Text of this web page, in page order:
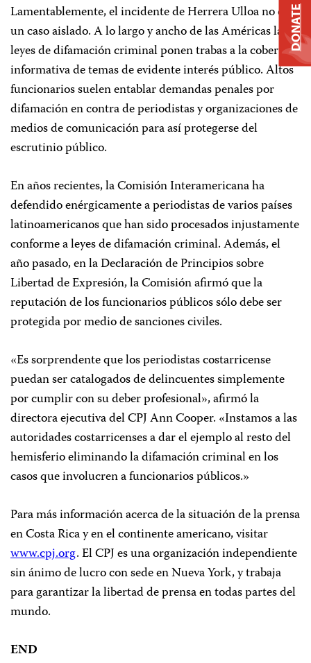
Lamentablemente, el incidente de Herrera Ulloa no es
un caso aislado. A lo largo y ancho de las Américas las
leyes de difamación criminal ponen trabas a la cobertura
informativa de temas de evidente interés público. Altos
funcionarios suelen entablar demandas penales por
difamación en contra de periodistas y organizaciones de
medios de comunicación para así protegerse del
escrutinio público.
En años recientes, la Comisión Interamericana ha
defendido enérgicamente a periodistas de varios países
latinoamericanos que han sido procesados injustamente
conforme a leyes de difamación criminal. Además, el
año pasado, en la Declaración de Principios sobre
Libertad de Expresión, la Comisión afirmó que la
reputación de los funcionarios públicos sólo debe ser
protegida por medio de sanciones civiles.
«Es sorprendente que los periodistas costarricense
puedan ser catalogados de delincuentes simplemente
por cumplir con su deber profesional», afirmó la
directora ejecutiva del CPJ Ann Cooper. «Instamos a las
autoridades costarricenses a dar el ejemplo al resto del
hemisferio eliminando la difamación criminal en los
casos que involucren a funcionarios públicos.»
Para más información acerca de la situación de la prensa
en Costa Rica y en el continente americano, visitar
www.cpj.org. El CPJ es una organización independiente
sin ánimo de lucro con sede en Nueva York, y trabaja
para garantizar la libertad de prensa en todas partes del
mundo.
END
DONATE